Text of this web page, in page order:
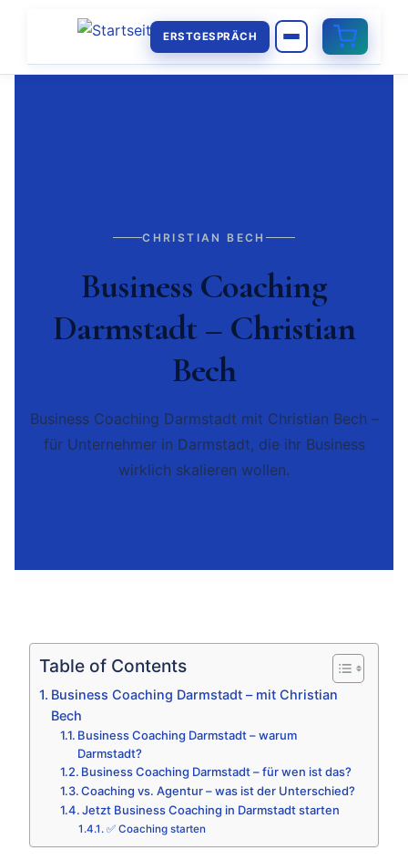
ERSTGESPRÄCH
CHRISTIAN BECH
Business Coaching
Darmstadt – Christian
Bech
Business Coaching Darmstadt mit Christian Bech –
für Unternehmer in Darmstadt, die ihr Business
wirklich skalieren wollen.
Table of Contents
Business Coaching Darmstadt – mit Christian
Bech
Business Coaching Darmstadt – warum
Darmstadt?
Business Coaching Darmstadt – für wen ist das?
Coaching vs. Agentur – was ist der Unterschied?
Jetzt Business Coaching in Darmstadt starten
✅ Coaching starten